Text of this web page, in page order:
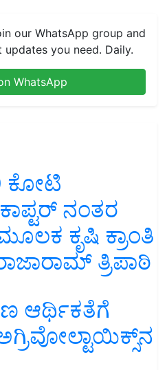
our WhatsApp group and
you need. Daily.
WhatsApp
ಕೋಟಿ
ನಂತರ
ಕೃಷಿ ಕ್ರಾಂತಿ
ತ್ರಿಪಾಠಿ
ಆರ್ಥಿಕತೆಗೆ
ಅಗ್ರಿವೋಲ್ಟಾಯಿಕ್ಸ್‌ನ